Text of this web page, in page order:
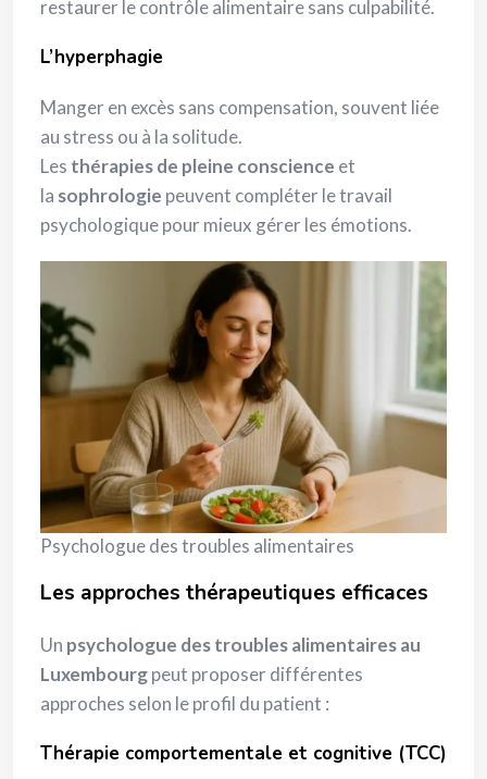
restaurer le contrôle alimentaire sans culpabilité.
L’hyperphagie
Manger en excès sans compensation, souvent liée
au stress ou à la solitude.
Les thérapies de pleine conscience et
la sophrologie peuvent compléter le travail
psychologique pour mieux gérer les émotions.
Psychologue des troubles alimentaires
Les approches thérapeutiques efficaces
Un psychologue des troubles alimentaires au
Luxembourgpeut proposer différentes
approches selon le profil du patient :
Thérapie comportementale et cognitive (TCC)